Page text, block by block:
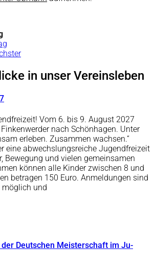
in unser Vereinsleben
Vom 6. bis 9. August 2027
nach Schönhagen. Unter
erleben. Zusammen wachsen.“
eine abwechslungsreiche Jugendfreizeit
Bewegung und vielen gemeinsamen
können alle Kinder zwischen 8 und
betragen 150 Euro. Anmeldungen sind
möglich und
Deutschen Meisterschaft im Ju-